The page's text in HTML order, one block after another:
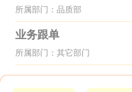
所属部门：品质部
业务跟单
所属部门：其它部门